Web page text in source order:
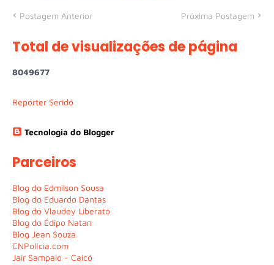
Postagem Anterior Próxima Postagem
Total de visualizações de página
8049677
Repórter Seridó
Tecnologia do Blogger
Parceiros
Blog do Edmilson Sousa
Blog do Eduardo Dantas
Blog do Vlaudey Liberato
Blog do Édipo Natan
Blog Jean Souza
CNPolícia.com
Jair Sampaio - Caicó